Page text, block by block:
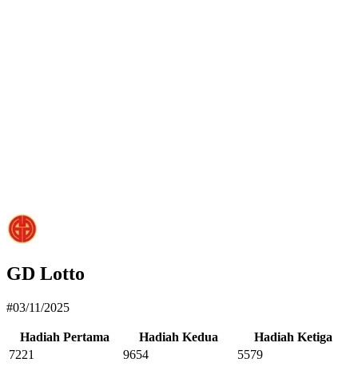
GD Lotto
#03/11/2025
Hadiah Pertama Hadiah Kedua
Hadiah Ketiga
7221
9654 5579